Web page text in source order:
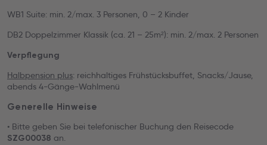
WB1 Suite: min. 2/max. 3 Personen, 0 – 2 Kinder
DB2 Doppelzimmer Klassik (ca. 21 – 25m²): min. 2/max. 2 Personen
Verpflegung
Halbpension plus: reichhaltiges Frühstücksbuffet, Snacks/Jause,
abends 4-Gänge-Wahlmenü
Generelle Hinweise
• Bitte geben Sie bei telefonischer Buchung den Reisecode
SZG00038 an.